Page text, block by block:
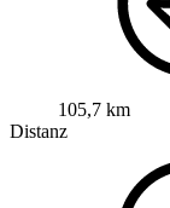
105,7 km
Distanz